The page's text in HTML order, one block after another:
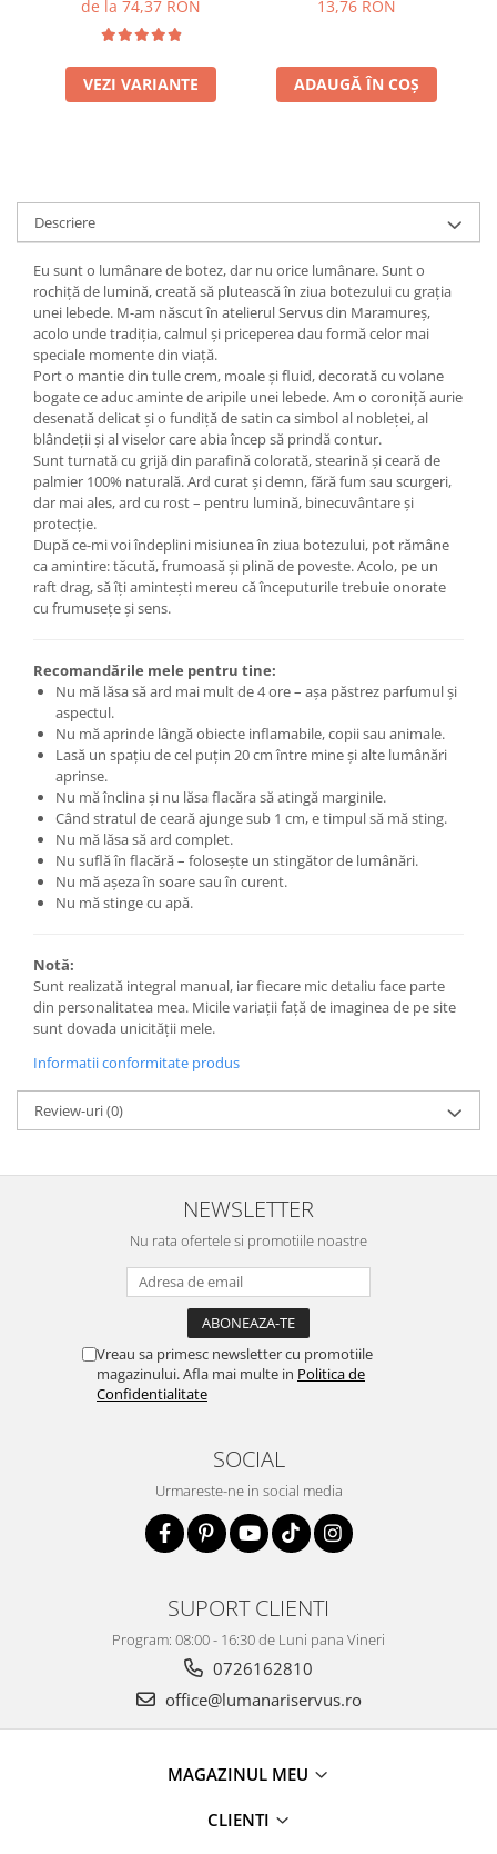
de la 74,37 RON
VEZI VARIANTE
13,76 RON
ADAUGĂ ÎN COȘ
Descriere
Eu sunt o lumânare de botez, dar nu orice lumânare. Sunt o
rochiță de lumină, creată să plutească în ziua botezului cu grația
unei lebede. M-am născut în atelierul Servus din Maramureș,
acolo unde tradiția, calmul și priceperea dau formă celor mai
speciale momente din viață.
Port o mantie din tulle crem, moale și fluid, decorată cu volane
bogate ce aduc aminte de aripile unei lebede. Am o coroniță aurie
desenată delicat și o fundiță de satin ca simbol al nobleței, al
blândeții și al viselor care abia încep să prindă contur.
Sunt turnată cu grijă din parafină colorată, stearină și ceară de
palmier 100% naturală. Ard curat și demn, fără fum sau scurgeri,
dar mai ales, ard cu rost – pentru lumină, binecuvântare și
protecție.
După ce-mi voi îndeplini misiunea în ziua botezului, pot rămâne
ca amintire: tăcută, frumoasă și plină de poveste. Acolo, pe un
raft drag, să îți amintești mereu că începuturile trebuie onorate
cu frumusețe și sens.
Recomandările mele pentru tine:
Nu mă lăsa să ard mai mult de 4 ore – așa păstrez parfumul și
aspectul.
Nu mă aprinde lângă obiecte inflamabile, copii sau animale.
Lasă un spațiu de cel puțin 20 cm între mine și alte lumânări
aprinse.
Nu mă înclina și nu lăsa flacăra să atingă marginile.
Când stratul de ceară ajunge sub 1 cm, e timpul să mă sting.
Nu mă lăsa să ard complet.
Nu suflă în flacără – folosește un stingător de lumânări.
Nu mă așeza în soare sau în curent.
Nu mă stinge cu apă.
Notă:
Sunt realizată integral manual, iar fiecare mic detaliu face parte
din personalitatea mea. Micile variații față de imaginea de pe site
sunt dovada unicității mele.
Informatii conformitate produs
Review-uri(0)
NEWSLETTER
Nu rata ofertele si promotiile noastre
Vreau sa primesc newsletter cu promotiile
magazinului. Afla mai multe in Politica de
Confidentialitate
SOCIAL
Urmareste-ne in social media
SUPORT CLIENTI
Program: 08:00 - 16:30 de Luni pana Vineri
0726162810
office@lumanariservus.ro
MAGAZINUL MEU
CLIENTI